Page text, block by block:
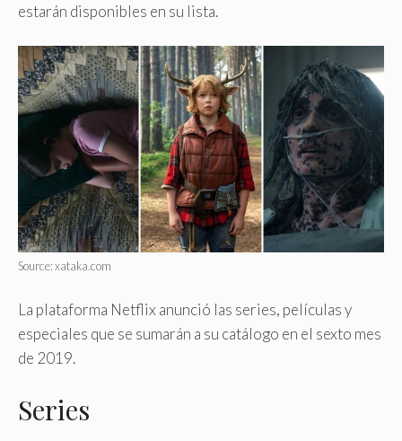
estarán disponibles en su lista.
Source: xataka.com
La plataforma Netflix anunció las series, películas y
especiales que se sumarán a su catálogo en el sexto mes
de 2019.
Series